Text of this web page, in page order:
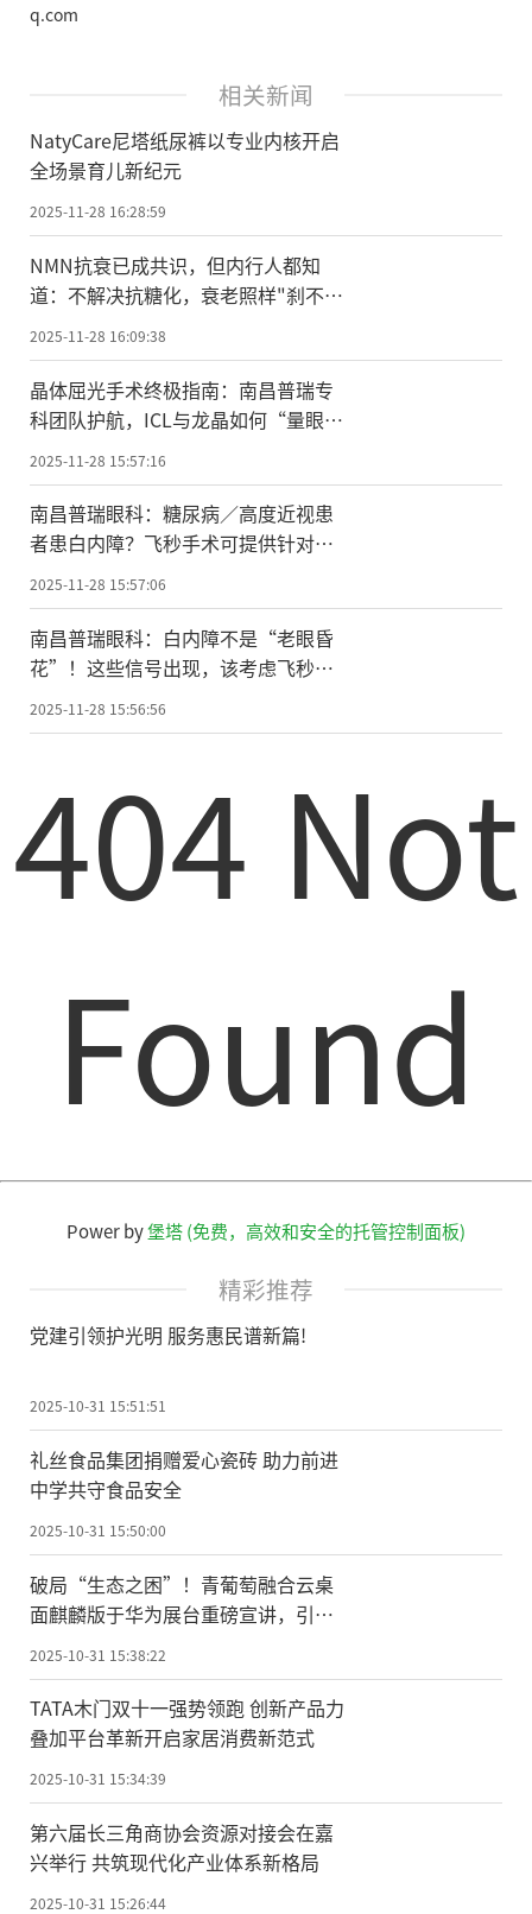
q.com
相关新闻
NatyCare尼塔纸尿裤以专业内核开启
全场景育儿新纪元
2025-11-28 16:28:59
NMN抗衰已成共识，但内行人都知
道：不解决抗糖化，衰老照样"刹不住
2025-11-28 16:09:38
晶体屈光手术终极指南：南昌普瑞专
科团队护航，ICL与龙晶如何“量眼适
2025-11-28 15:57:16
南昌普瑞眼科：糖尿病／高度近视患
者患白内障？飞秒手术可提供针对性
解决方案
2025-11-28 15:57:06
南昌普瑞眼科：白内障不是“老眼昏
花”！这些信号出现，该考虑飞秒手
术了
2025-11-28 15:56:56
404 Not
Found
Power by堡塔 (免费，高效和安全的托管控制面板)
精彩推荐
党建引领护光明 服务惠民谱新篇!
2025-10-31 15:51:51
礼丝食品集团捐赠爱心瓷砖 助力前进
中学共守食品安全
2025-10-31 15:50:00
破局“生态之困”！青葡萄融合云桌
面麒麟版于华为展台重磅宣讲，引领
2025-10-31 15:38:22
TATA木门双十一强势领跑 创新产品力
叠加平台革新开启家居消费新范式
2025-10-31 15:34:39
第六届长三角商协会资源对接会在嘉
兴举行 共筑现代化产业体系新格局
2025-10-31 15:26:44